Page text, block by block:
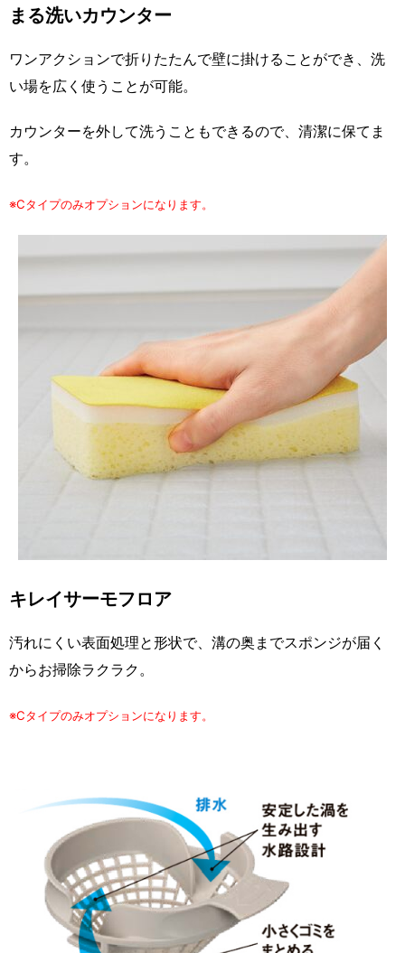
まる洗いカウンター
ワンアクションで折りたたんで壁に掛けることができ、洗
い場を広く使うことが可能。
カウンターを外して洗うこともできるので、清潔に保てま
す。
※Cタイプのみオプションになります。
キレイサーモフロア
汚れにくい表面処理と形状で、溝の奥までスポンジが届く
からお掃除ラクラク。
※Cタイプのみオプションになります。